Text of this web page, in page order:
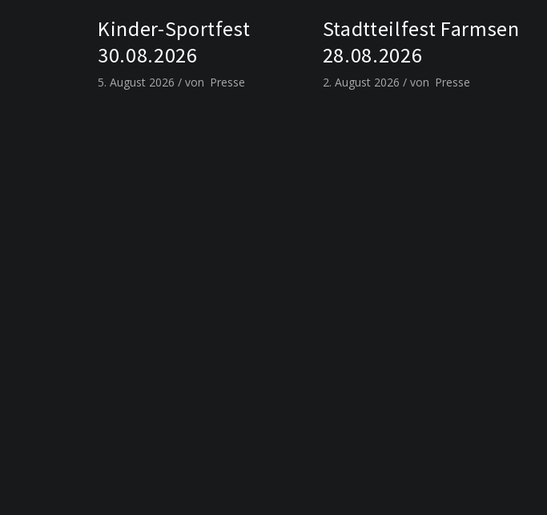
Kinder-Sportfest
30.08.2026
5. August 2026 von Presse
Stadtteilfest Farmsen
28.08.2026
2. August 2026 von Presse